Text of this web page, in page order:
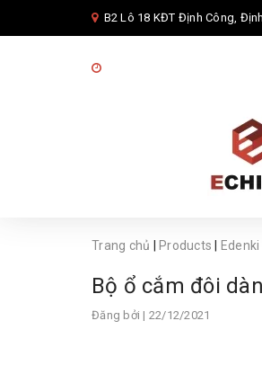
B2 Lô 18 KĐT Định Công, Định Công,
Trang chủ Products
Bộ ổ cắm đôi
Đăng bởi | 22/12/2021